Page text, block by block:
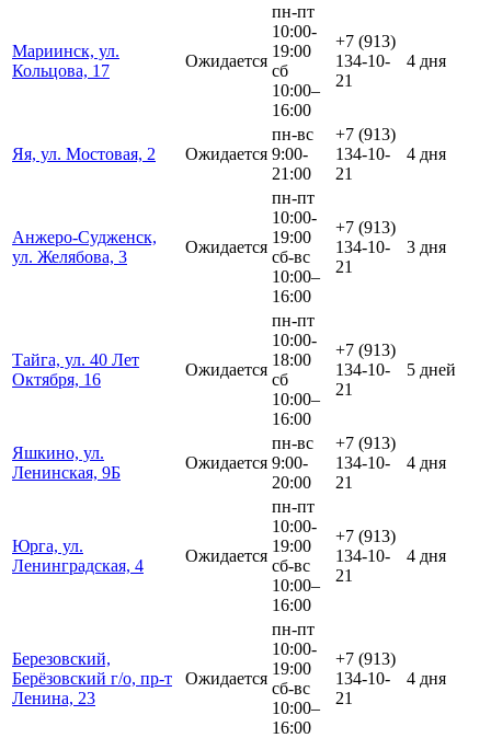
Мариинск, ул.
Кольцова, 17
Ожидается
пн-пт
10:00-
19:00
сб
10:00–
16:00
+7 (913)
134-10-
21
4 дня
Яя, ул. Мостовая, 2 Ожидается
пн-вс
9:00-
21:00
+7 (913)
134-10-
21
4 дня
Анжеро-Судженск,
ул. Желябова, 3
Ожидается
пн-пт
10:00-
19:00
сб-вс
10:00–
16:00
+7 (913)
134-10-
21
3 дня
Тайга, ул. 40 Лет
Октября, 16
Ожидается
пн-пт
10:00-
18:00
сб
10:00–
16:00
+7 (913)
134-10-
21
5 дней
Яшкино, ул.
Ленинская, 9Б
Ожидается
пн-вс
9:00-
20:00
+7 (913)
134-10-
21
4 дня
Юрга, ул.
Ленинградская, 4
Ожидается
пн-пт
10:00-
19:00
сб-вс
10:00–
16:00
+7 (913)
134-10-
21
4 дня
Березовский,
Берёзовский г/о, пр-т
Ленина, 23
Ожидается
пн-пт
10:00-
19:00
сб-вс
10:00–
16:00
+7 (913)
134-10-
21
4 дня